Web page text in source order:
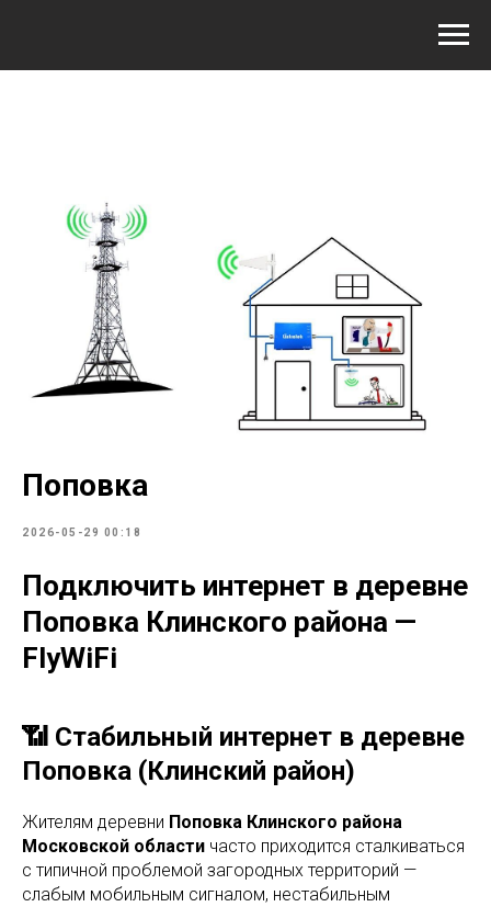
Поповка
2026-05-29 00:18
Подключить интернет в деревне
Поповка Клинского района —
FlyWiFi
📶 Стабильный интернет в деревне
Поповка (Клинский район)
Жителям деревни Поповка Клинского района
Московской области часто приходится сталкиваться
с типичной проблемой загородных территорий —
слабым мобильным сигналом, нестабильным